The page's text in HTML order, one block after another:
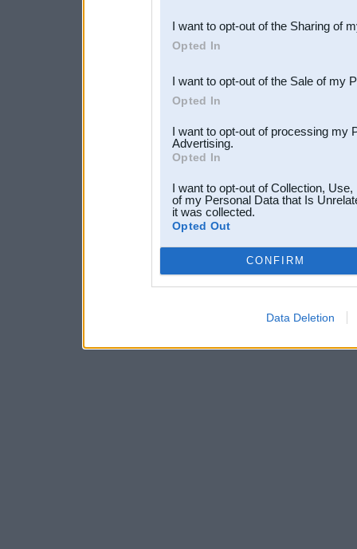
Downstream Participants
third parties.
I want to opt-out of the Sharing of
Opted In
I want to opt-out of the Sale of my
Opted In
I want to opt-out of processing my
Advertising.
Opted In
I want to opt-out of Collection,
of my Personal Data that Is
it was collected.
Opted Out
CONFIRM
Data Deletion